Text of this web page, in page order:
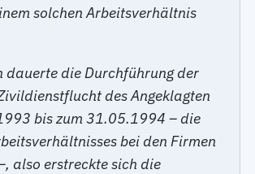
solchen Arbeitsverhältnis
dauerte die Durchführung der
des Angeklagten
bis zum 31.05.1994 – die
bei den Firmen
also erstreckte sich die